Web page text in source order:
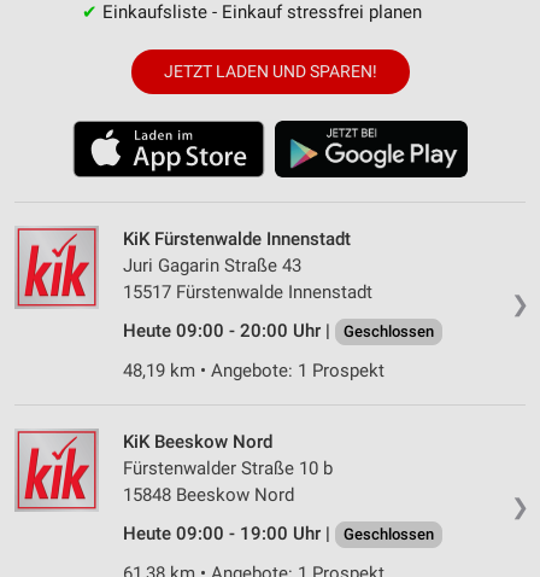
✔ Einkaufsliste - Einkauf stressfrei planen
JETZT LADEN UND SPAREN!
❯
KiK Fürstenwalde Innenstadt
Juri Gagarin Straße 43
15517 Fürstenwalde Innenstadt
Heute 09:00 - 20:00 Uhr |
Geschlossen
48,19 km • Angebote: 1 Prospekt
❯
KiK Beeskow Nord
Fürstenwalder Straße 10 b
15848 Beeskow Nord
Heute 09:00 - 19:00 Uhr |
Geschlossen